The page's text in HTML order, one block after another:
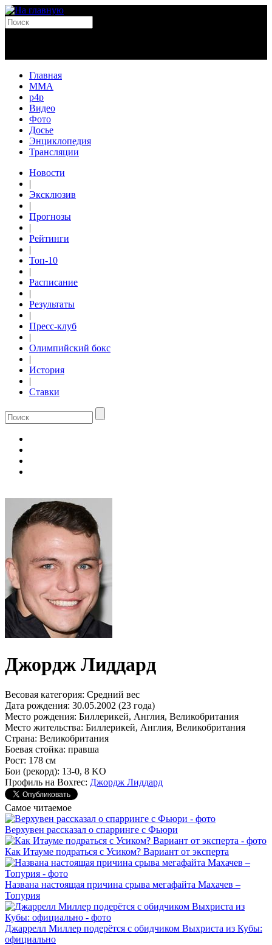
Главная
MMA
p4p
Видео
Фото
Досье
Энциклопедия
Трансляции
Новости
|
Эксклюзив
|
Прогнозы
|
Рейтинги
|
Топ-10
|
Расписание
|
Результаты
|
Пресс-клуб
|
Олимпийский бокс
|
История
|
Ставки
Джордж Лиддард
Весовая категория: Средний вес
Дата рождения: 30.05.2002 (23 года)
Место рождения: Биллерикей, Англия, Великобритания
Место жительства: Биллерикей, Англия, Великобритания
Страна: Великобритания
Боевая стойка: правша
Рост: 178 см
Бои (рекорд): 13-0, 8 KO
Профиль на Boxrec: Джордж Лиддард
Самое читаемое
Верхувен рассказал о спарринге с Фьюри
Как Итауме подраться с Усиком? Вариант от эксперта
Названа настоящая причина срыва мегафайта Махачев –
Топурия
Джаррелл Миллер подерётся с обидчиком Выхриста из Кубы:
официально